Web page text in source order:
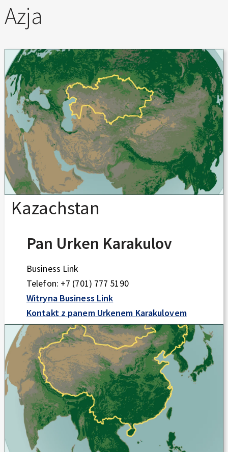
Azja
Kazachstan
Pan Urken Karakulov
Business Link
Telefon: +7 (701) 777 5190
Witryna Business Link
Kontakt z panem Urkenem Karakulovem